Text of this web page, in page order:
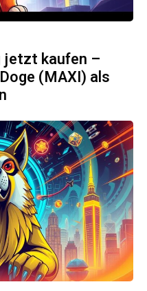
jetzt kaufen –
(MAXI) als